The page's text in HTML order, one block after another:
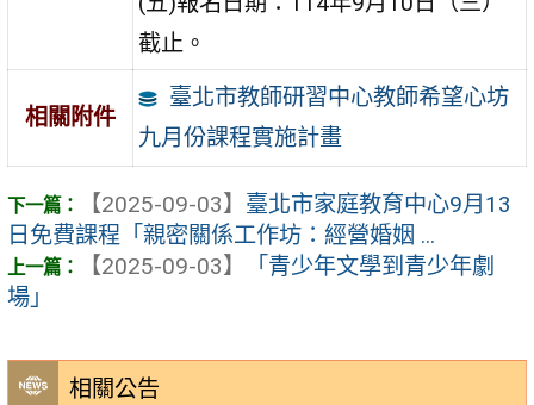
相關公告
截止。
相關附件
臺北市教師研習中心教師希望心坊
九月份課程實施計畫
【2025-09-03】 臺北市家庭教育中心9月13
日免費課程「親密關係工作坊：經營婚姻 ...
【2025-09-03】
「青少年文學到青少年劇
場」